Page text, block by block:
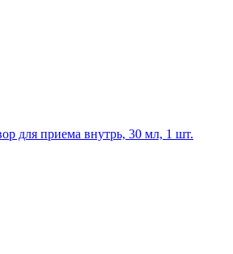
для приема внутрь, 30 мл, 1 шт.